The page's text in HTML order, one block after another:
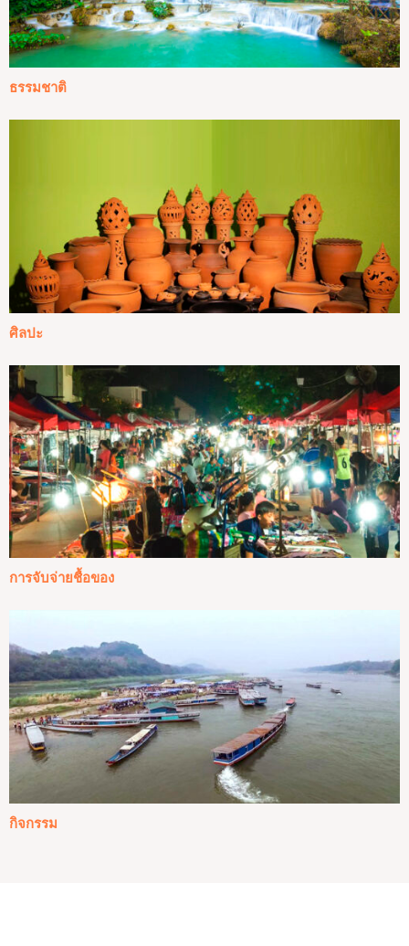
ธรรมชาติ
ศิลปะ
การจับจ่ายชื้อของ
กิจกรรม